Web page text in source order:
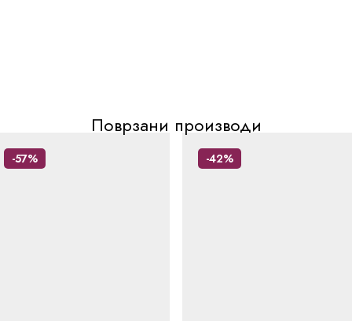
Поврзани производи
-57% -42%